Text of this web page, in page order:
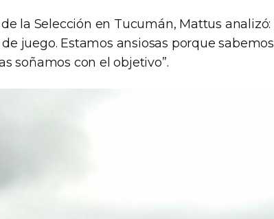
la Selección en Tucumán, Mattus analizó:
juego. Estamos ansiosas porque sabemos
soñamos con el objetivo”.